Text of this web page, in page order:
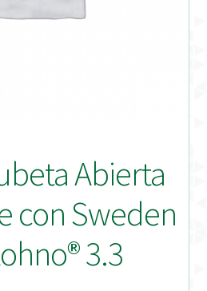
Abierta
con Sweden
3.3